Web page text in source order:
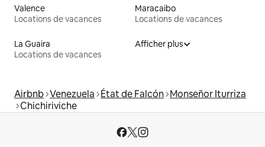
Valence
Locations de vacances
Maracaibo
Locations de vacances
La Guaira
Locations de vacances
Afficher plus
Airbnb Venezuela État de Falcón Monseñor Iturriza
Chichiriviche